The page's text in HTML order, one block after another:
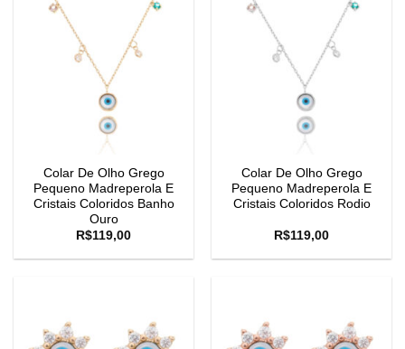
Colar De Olho Grego
Pequeno Madreperola E
Cristais Coloridos Banho
Ouro
R$119,00
Colar De Olho Grego
Pequeno Madreperola E
Cristais Coloridos Rodio
R$119,00